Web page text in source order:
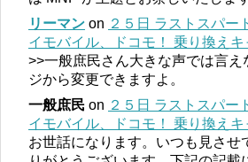
リーマン on ２５日 ラストスパー
イモバイル、ドコモ！ 乗り換えキ
>>一般庶民さん大きな声では言え
ジから変更できますよ。
一般庶民 on ２５日 ラストスパー
イモバイル、ドコモ！ 乗り換えキ
お世話になります。いつも見させ